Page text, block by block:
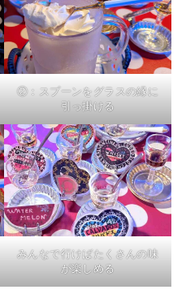
②：スプーンをグラスの縁に
引っ掛ける
みんなで行けばたくさんの味
が楽しめる